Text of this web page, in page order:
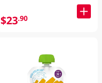
$23.90